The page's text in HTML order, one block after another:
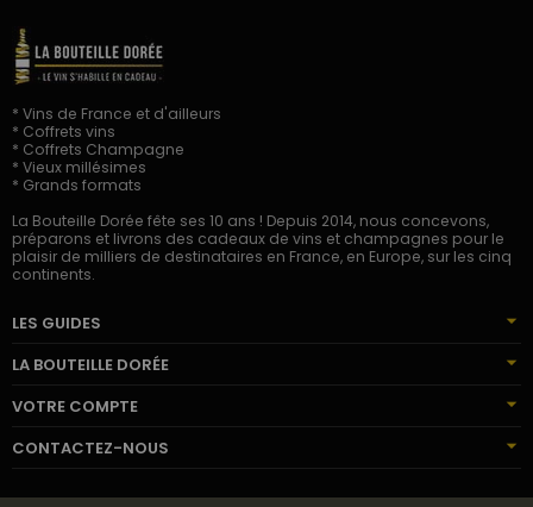
* Vins de France et d'ailleurs
* Coffrets vins
* Coffrets Champagne
* Vieux millésimes
* Grands formats
La Bouteille Dorée fête ses 10 ans ! Depuis 2014, nous concevons,
préparons et livrons des cadeaux de vins et champagnes pour le
plaisir de milliers de destinataires en France, en Europe, sur les cinq
continents.
LES GUIDES
LA BOUTEILLE DORÉE
VOTRE COMPTE
CONTACTEZ-NOUS